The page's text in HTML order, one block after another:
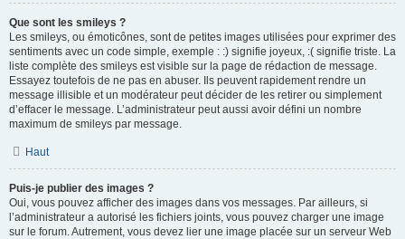
Que sont les smileys ?
Les smileys, ou émoticônes, sont de petites images utilisées pour exprimer des
sentiments avec un code simple, exemple : :) signifie joyeux, :( signifie triste. La
liste complète des smileys est visible sur la page de rédaction de message.
Essayez toutefois de ne pas en abuser. Ils peuvent rapidement rendre un
message illisible et un modérateur peut décider de les retirer ou simplement
d’effacer le message. L’administrateur peut aussi avoir défini un nombre
maximum de smileys par message.
Haut
Puis-je publier des images ?
Oui, vous pouvez afficher des images dans vos messages. Par ailleurs, si
l’administrateur a autorisé les fichiers joints, vous pouvez charger une image
sur le forum. Autrement, vous devez lier une image placée sur un serveur Web